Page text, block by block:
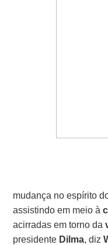
mudança no espírito
assistindo em meio à
acirradas em torno da
presidente Dilma, diz